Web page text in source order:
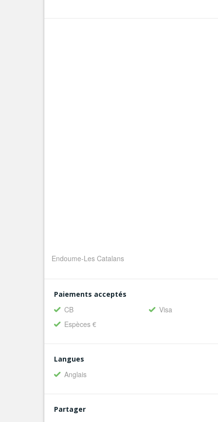
Endoume-Les Catalans
Paiements acceptés
CB
Visa
Espèces €
Langues
Anglais
Partager